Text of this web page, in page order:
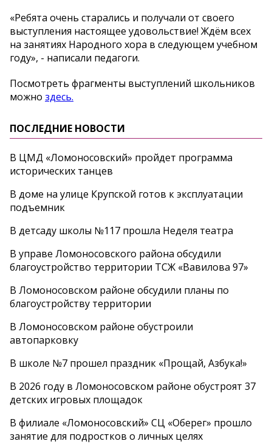
«Ребята очень старались и получали от своего
выступления настоящее удовольствие! Ждём всех
на занятиях Народного хора в следующем учебном
году», - написали педагоги.
Посмотреть фрагменты выступлений школьников
можно здесь.
ПОСЛЕДНИЕ НОВОСТИ
В ЦМД «Ломоносовский» пройдет программа
исторических танцев
В доме на улице Крупской готов к эксплуатации
подъемник
В детсаду школы №117 прошла Неделя театра
В управе Ломоносовского района обсудили
благоустройство территории ТСЖ «Вавилова 97»
В Ломоносовском районе обсудили планы по
благоустройству территории
В Ломоносовском районе обустроили
автопарковку
В школе №7 прошел праздник «Прощай, Азбука!»
В 2026 году в Ломоносовском районе обустроят 37
детских игровых площадок
В филиале «Ломоносовский» СЦ «Оберег» прошло
занятие для подростков о личных целях